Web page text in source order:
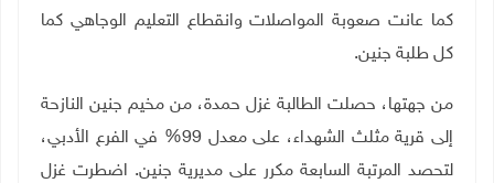
كما عانت صعوبة المواصلات وانقطاع التعليم الوجاهي كما
كل طلبة جنين.
من جهتها، حصلت الطالبة غزل حمدة، من مخيم جنين النازحة
إلى قرية مثلث الشهداء، على معدل 99% في الفرع الأدبي،
لتحصد المرتبة السابعة مكرر على مديرية جنين. اضطرت غزل